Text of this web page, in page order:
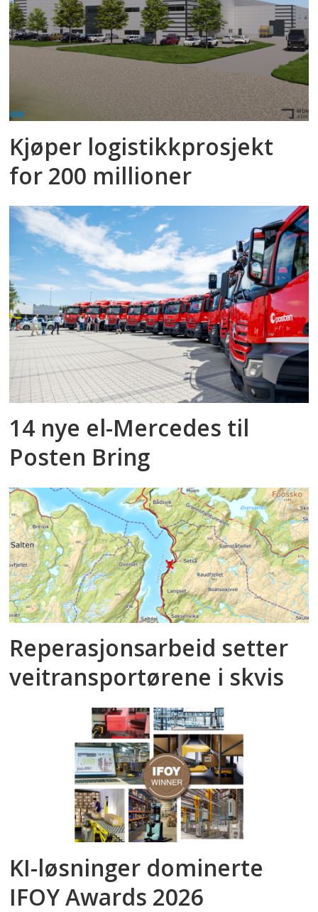
Kjøper logistikkprosjekt
for 200 millioner
14 nye el-Mercedes til
Posten Bring
Reperasjonsarbeid setter
veitransportørene i skvis
KI-løsninger dominerte
IFOY Awards 2026